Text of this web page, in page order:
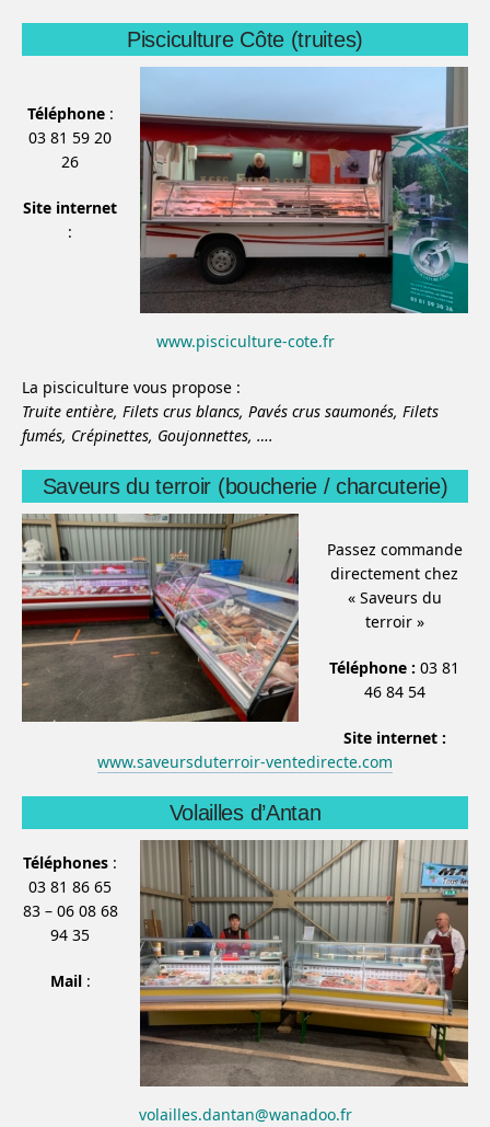
Pisciculture Côte (truites)
Téléphone:
03 81 59 20
26
Site internet
:
www.pisciculture-cote.fr
La pisciculture vous propose :
Truite entière, Filets crus blancs, Pavés crus saumonés, Filets
fumés, Crépinettes, Goujonnettes, ….
Saveurs du terroir (boucherie / charcuterie)
Passez commande
directement chez
« Saveurs du
terroir »
Téléphone : 03 81
46 84 54
Site internet :
www.saveursduterroir-ventedirecte.com
Volailles d’Antan
Téléphones :
03 81 86 65
83 – 06 08 68
94 35
Mail:
volailles.dantan@wanadoo.fr